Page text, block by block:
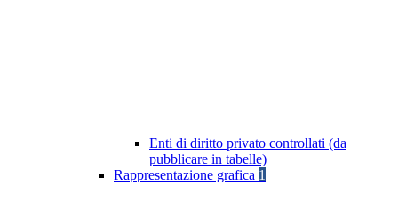
Enti di diritto privato controllati (da
pubblicare in tabelle)
Rappresentazione grafica 1